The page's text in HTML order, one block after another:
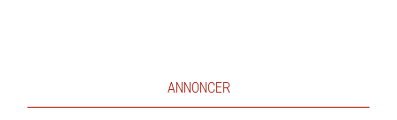
ANNONCER